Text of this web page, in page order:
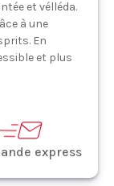
et vélléda.
à une
En
et plus
express